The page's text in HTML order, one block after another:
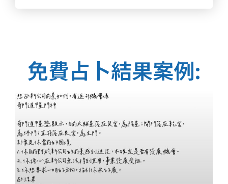
免費占卜結果案例: